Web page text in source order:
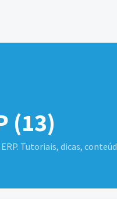
(13)
Tutoriais, dicas,